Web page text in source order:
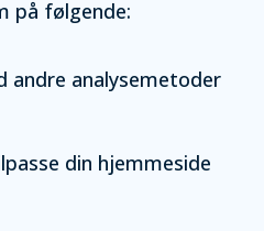
på følgende:
andre analysemetoder
din hjemmeside